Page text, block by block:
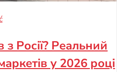
Росії? Реальний
у 2026 році